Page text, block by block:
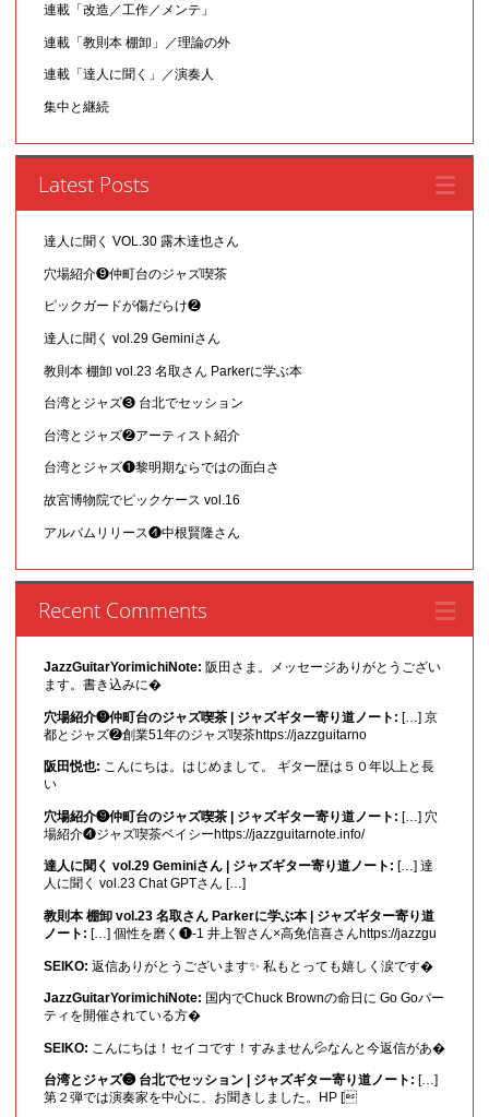
連載「改造／工作／メンテ」
連載「教則本 棚卸」／理論の外
連載「達人に聞く」／演奏人
集中と継続
Latest Posts
達人に聞く VOL.30 露木達也さん
穴場紹介❾仲町台のジャズ喫茶
ピックガードが傷だらけ❷
達人に聞く vol.29 Geminiさん
教則本 棚卸 vol.23 名取さん Parkerに学ぶ本
台湾とジャズ❸ 台北でセッション
台湾とジャズ❷アーティスト紹介
台湾とジャズ❶黎明期ならではの面白さ
故宮博物院でピックケース vol.16
アルバムリリース❹中根賢隆さん
Recent Comments
JazzGuitarYorimichiNote: 阪田さま。メッセージありがとうござい
ます。書き込みに�
穴場紹介❾仲町台のジャズ喫茶 | ジャズギター寄り道ノート: […] 京
都とジャズ❷創業51年のジャズ喫茶https://jazzguitarno
阪田悦也: こんにちは。はじめまして。 ギター歴は５０年以上と長
い
穴場紹介❾仲町台のジャズ喫茶 | ジャズギター寄り道ノート: […] 穴
場紹介❹ジャズ喫茶ベイシーhttps://jazzguitarnote.info/
達人に聞く vol.29 Geminiさん | ジャズギター寄り道ノート: […] 達
人に聞く vol.23 Chat GPTさん […]
教則本 棚卸 vol.23 名取さん Parkerに学ぶ本 | ジャズギター寄り道
ノート: […] 個性を磨く❶-1 井上智さん×高免信喜さんhttps://jazzgu
SEIKO: 返信ありがとうございます✨ 私もとっても嬉しく涙です�
JazzGuitarYorimichiNote: 国内でChuck Brownの命日に Go Goパー
ティを開催されている方�
SEIKO: こんにちは！セイコです！すみません💦なんと今返信があ�
台湾とジャズ❸ 台北でセッション | ジャズギター寄り道ノート: […]
第２弾では演奏家を中心に、お聞きしました。HP [